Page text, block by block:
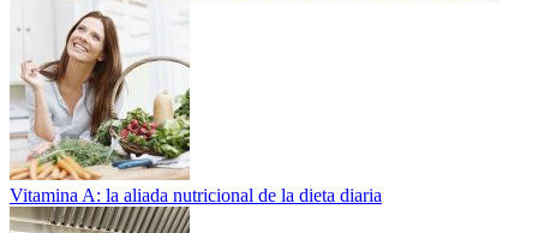
Vitamina A: la aliada nutricional de la dieta diaria